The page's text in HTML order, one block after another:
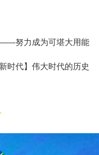
——努力成为可堪大用能
时代】伟大时代的历史